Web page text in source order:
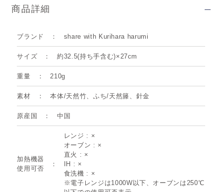
商品詳細
ブランド share with Kurihara harumi
サイズ 約32.5(持ち手含む)×27cm
重量 210g
素材 本体/天然竹、ふち/天然籐、針金
原産国 中国
加熱機器
使用可否
レンジ : ×
オーブン : ×
直火 : ×
IH : ×
食洗機 : ×
※電子レンジは1000W以下、オーブンは250℃